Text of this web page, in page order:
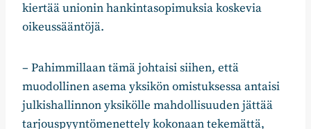
kiertää unionin hankintasopimuksia koskevia
oikeussääntöjä.
– Pahimmillaan tämä johtaisi siihen, että
muodollinen asema yksikön omistuksessa antaisi
julkishallinnon yksikölle mahdollisuuden jättää
tarjouspyyntömenettely kokonaan tekemättä,